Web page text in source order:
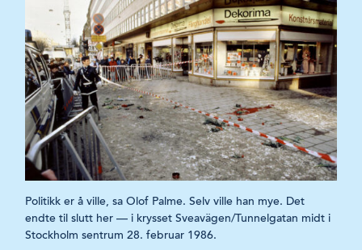
Politikk er å ville, sa Olof Palme. Selv ville han mye. Det
endte til slutt her — i krysset Sveavägen/Tunnelgatan midt i
Stockholm sentrum 28. februar 1986.